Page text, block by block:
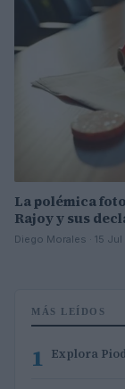
La polémica
Rajoy y sus
Diego Morales · 15
MÁS LEÍDOS
1 Explora